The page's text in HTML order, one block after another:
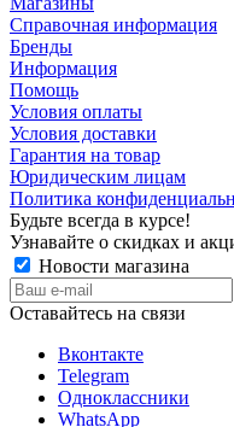
Справочная информация
Бренды
Информация
Помощь
Условия оплаты
Условия доставки
Гарантия на товар
Юридическим лицам
Политика
Будьте всегда в курсе!
Узнавайте о скидках и
Новости магазина
Оставайтесь на связи
Вконтакте
Telegram
Одноклассники
WhatsApp